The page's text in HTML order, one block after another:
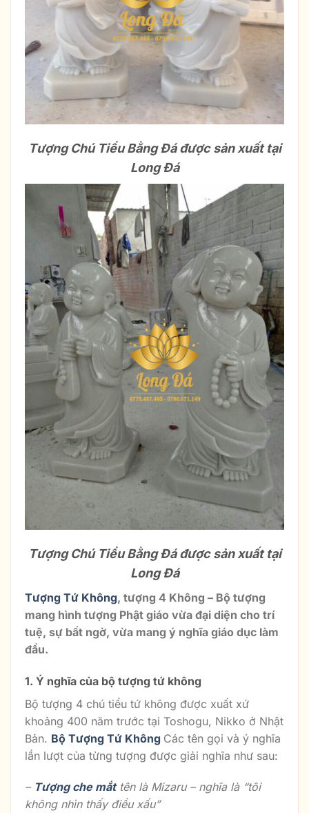
Tượng Chú Tiểu Bằng Đá được sản xuất tại
Long Đá
Tượng Chú Tiểu Bằng Đá được sản xuất tại
Long Đá
Tượng Tứ Không, tượng 4 Không – Bộ tượng
mang hình tượng Phật giáo vừa đại diện cho trí
tuệ, sự bất ngờ, vừa mang ý nghĩa giáo dục làm
đầu.
1. Ý nghĩa của bộ tượng tứ không
Bộ tượng 4 chú tiểu tứ không được xuất xứ
khoảng 400 năm trước tại Toshogu, Nikko ở Nhật
Bản. Bộ Tượng Tứ Không Các tên gọi và ý nghĩa
lần lượt của từng tượng được giải nghĩa như sau:
– Tượng che mắttên là Mizaru – nghĩa là “tôi
không nhìn thấy điều xấu”